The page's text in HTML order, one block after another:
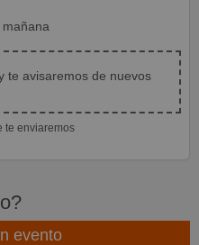
te avisaremos de nuevos
te enviaremos
evento